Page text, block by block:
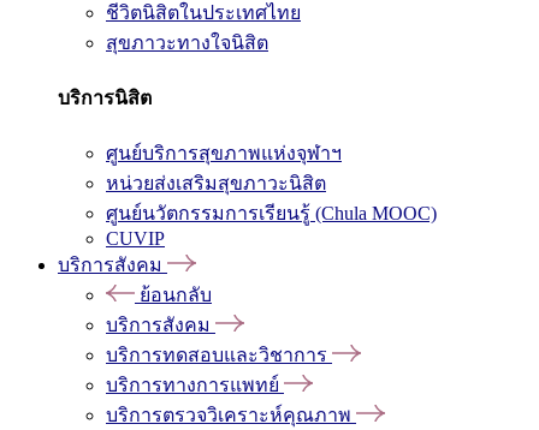
ชีวิตนิสิตในประเทศไทย
สุขภาวะทางใจนิสิต
บริการนิสิต
ศูนย์บริการสุขภาพแห่งจุฬาฯ
หน่วยส่งเสริมสุขภาวะนิสิต
ศูนย์นวัตกรรมการเรียนรู้ (Chula MOOC)
CUVIP
บริการสังคม
ย้อนกลับ
บริการสังคม
บริการทดสอบและวิชาการ
บริการทางการแพทย์
บริการตรวจวิเคราะห์คุณภาพ